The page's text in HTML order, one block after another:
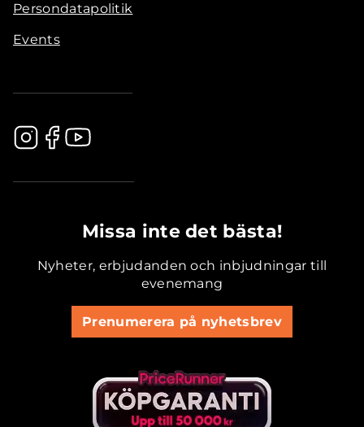
Persondatapolitik
Events
Missa inte det bästa!
Nyheter, erbjudanden och inbjudningar till
evenemang
Prenumerera på nyhetsbrev